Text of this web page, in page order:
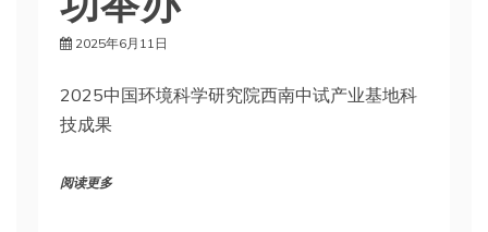
2025年6月11日
2025中国环境科学研究院西南中试产业基地科
技成果
阅读更多